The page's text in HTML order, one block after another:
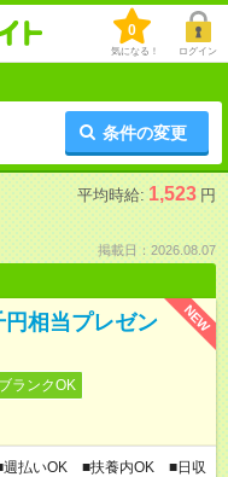
0
気になる！ ログイン
条件の変更
平均時給: 1,523 円
掲載日：2026.08.07
NEW
相当プレゼン
ブランクOK
週払いOK ■扶養内OK ■日収